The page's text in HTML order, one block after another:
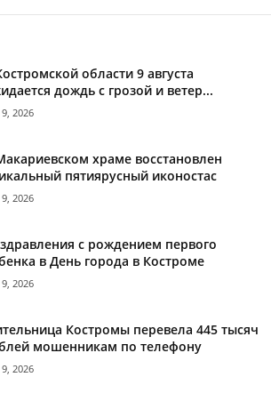
области 9 августа
дождь с грозой и ветер...
2026
храме восстановлен
пятиярусный иконостас
2026
с рождением первого
в День города в Костроме
2026
Костромы перевела 445 тысяч
мошенникам по телефону
2026